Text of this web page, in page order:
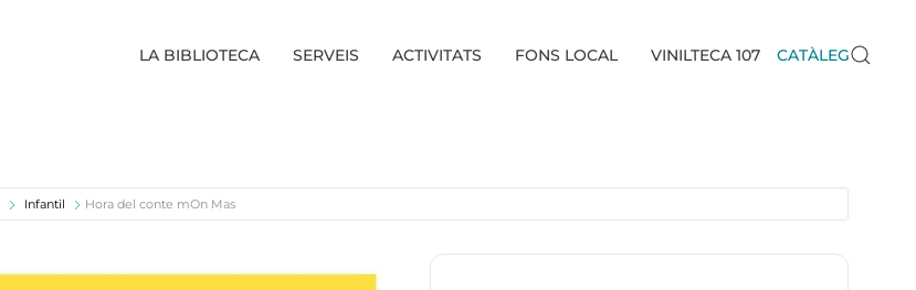
LA BIBLIOTECA SERVEIS ACTIVITATS FONS LOCAL VINILTECA 107 CATÀLEG
Infantil Hora del conte mOn Mas